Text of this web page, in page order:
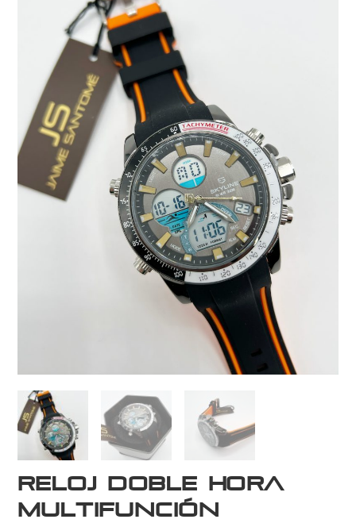
Reloj doble hora
multifunción